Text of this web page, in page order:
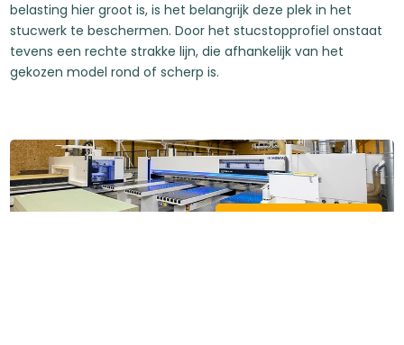
belasting hier groot is, is het belangrijk deze plek in het
stucwerk te beschermen. Door het stucstopprofiel onstaat
tevens een rechte strakke lijn, die afhankelijk van het
gekozen model rond of scherp is.